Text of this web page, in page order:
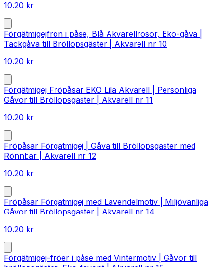
10.20 kr
Förgätmigejfrön i påse, Blå Akvarellrosor, Eko-gåva |
Tackgåva till Bröllopsgäster | Akvarell nr 10
10.20 kr
Förgätmigej Fröpåsar EKO Lila Akvarell | Personliga
Gåvor till Bröllopsgäster | Akvarell nr 11
10.20 kr
Fröpåsar Förgätmigej | Gåva till Bröllopsgäster med
Rönnbär | Akvarell nr 12
10.20 kr
Fröpåsar Förgätmigej med Lavendelmotiv | Miljövänliga
Gåvor till Bröllopsgäster | Akvarell nr 14
10.20 kr
Förgätmigej-fröer i påse med Vintermotiv | Gåvor till